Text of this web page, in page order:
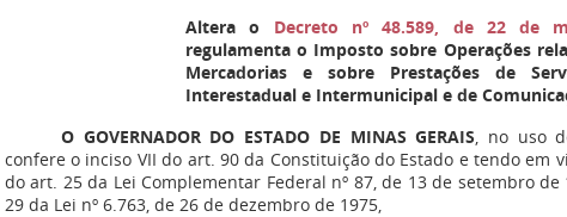
Altera o Decreto nº 48.589, de 22 de
regulamenta o Imposto sobre Operações
Mercadorias e sobre Prestações de
Interestadual e Intermunicipal e de
O GOVERNADOR DO ESTADO DE MINAS GERAIS, no uso
confere o inciso VII do art. 90 da Constituição do Estado e tendo em
do art. 25 da Lei Complementar Federal nº 87, de 13 de setembro de
29 da Lei nº 6.763, de 26 de dezembro de 1975,